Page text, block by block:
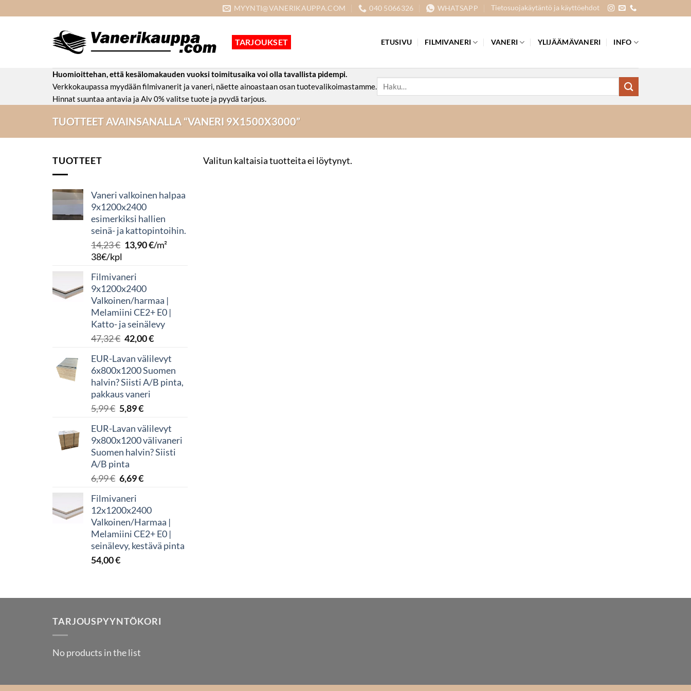
MYYNTI@VANERIKAUPPA.COM 040 5066326 WHATSAPP Tietosuojakäytäntö ja käyttöehdot
TARJOUKSET ETUSIVU FILMIVANERI VANERI YLIJÄÄMÄVANERI INFO
Huomioittehan, että kesälomakauden vuoksi toimitusaika voi olla tavallista pidempi.
Verkkokaupassa myydään filmivanerit ja vaneri, näette ainoastaan osan tuotevalikoimastamme.
Hinnat suuntaa antavia ja Alv 0% valitse tuote ja pyydä tarjous.
TUOTTEET AVAINSANALLA “VANERI 9X1500X3000”
TUOTTEET
Vaneri valkoinen halpaa
9x1200x2400
esimerkiksi hallien
seinä- ja kattopintoihin.
14,23€ Alkuperäinen
14,23 €.
13,90€Nykyinen
/m²
38€/kpl
Filmivaneri
9x1200x2400
Valkoinen/harmaa |
Melamiini CE2+ E0 |
Katto- ja seinälevy
47,32€ Alkuperäinen
oli:
47,32 €.
42,00€Nykyinen
on:
42,00 €.
EUR-Lavan välilevyt
6x800x1200 Suomen
halvin? Siisti A/B pinta,
pakkaus vaneri
5,99€ Alkuperäinen
oli:
5,99 €.
5,89€Nykyinen
on:
5,89 €.
EUR-Lavan välilevyt
9x800x1200 välivaneri
Suomen halvin? Siisti
A/B pinta
6,99€ Alkuperäinen
oli:
6,99 €.
6,69€Nykyinen
6,69 €.
Filmivaneri
12x1200x2400
Valkoinen/Harmaa |
Melamiini CE2+ E0 |
seinälevy, kestävä pinta
54,00€
Valitun kaltaisia tuotteita ei löytynyt.
TARJOUSPYYNTÖKORI
No products in the list